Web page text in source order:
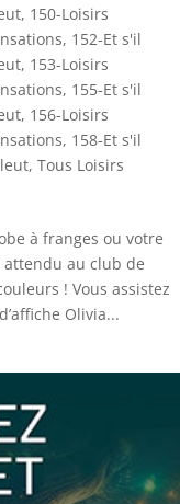
, 150-Loisirs
, 152-Et s'il
, 153-Loisirs
, 155-Et s'il
, 156-Loisirs
, 158-Et s'il
, Tous Loisirs
à franges ou votre
attendu au club de
! Vous assistez
Olivia...